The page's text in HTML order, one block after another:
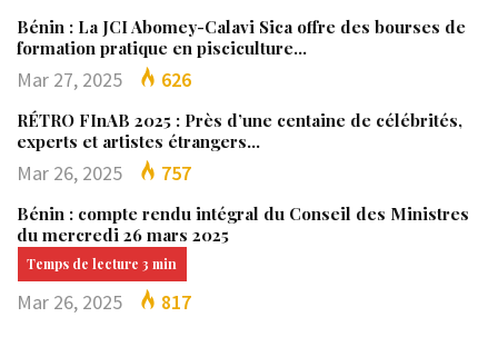
Bénin : La JCI Abomey-Calavi Sica offre des bourses de
formation pratique en pisciculture…
Mar 27, 2025 626
RÉTRO FInAB 2025 : Près d’une centaine de célébrités,
experts et artistes étrangers…
Mar 26, 2025 757
Bénin : compte rendu intégral du Conseil des Ministres
du mercredi 26 mars 2025
Mar 26, 2025 817